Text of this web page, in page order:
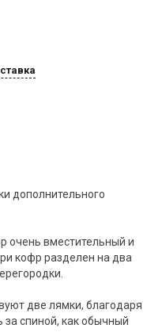
дополнительного
очень вместительный и
кофр разделен на два
две лямки, благодаря
за спиной, как обычный